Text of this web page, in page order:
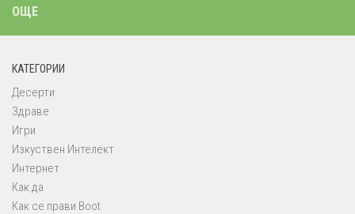
ОЩЕ
КАТЕГОРИИ
Десерти
Здраве
Игри
Изкуствен Интелект
Интернет
Как да
Как се прави Boot